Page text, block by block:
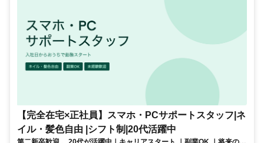
【完全在宅×正社員】スマホ・PCサポートスタッフ|ネ
イル・髪色自由 |シフト制|20代活躍中